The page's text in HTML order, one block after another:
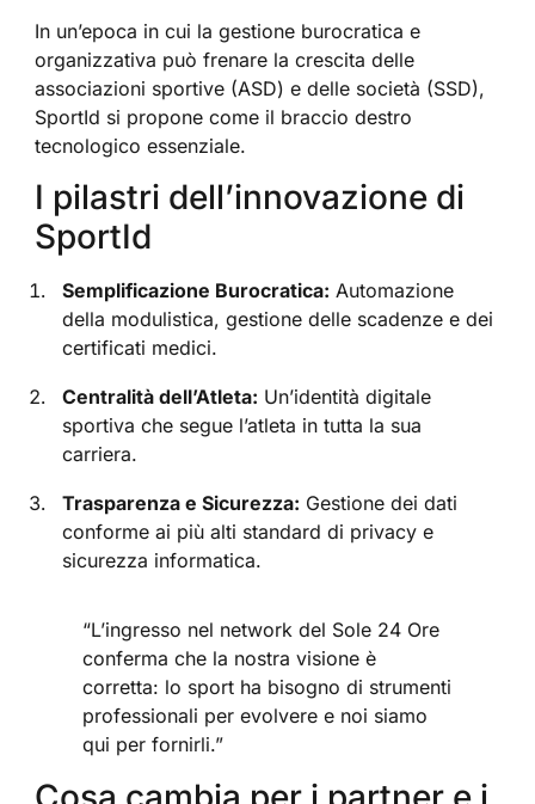
In un’epoca in cui la gestione burocratica e
organizzativa può frenare la crescita delle
associazioni sportive (ASD) e delle società (SSD),
SportId si propone come il braccio destro
tecnologico essenziale.
I pilastri dell’innovazione di
SportId
Semplificazione Burocratica: Automazione
della modulistica, gestione delle scadenze e dei
certificati medici.
Centralità dell’Atleta: Un’identità digitale
sportiva che segue l’atleta in tutta la sua
carriera.
Trasparenza e Sicurezza: Gestione dei dati
conforme ai più alti standard di privacy e
sicurezza informatica.
“L’ingresso nel network del Sole 24 Ore
conferma che la nostra visione è
corretta: lo sport ha bisogno di strumenti
professionali per evolvere e noi siamo
qui per fornirli.”